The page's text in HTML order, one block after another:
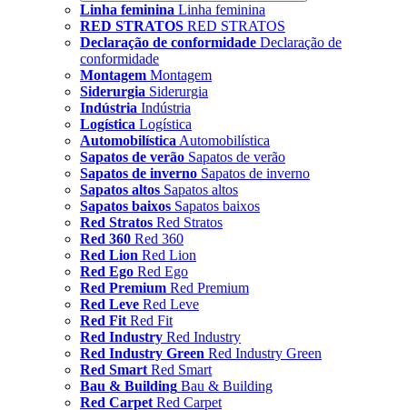
Linha feminina Linha feminina
RED STRATOS RED STRATOS
Declaração de conformidade Declaração de
conformidade
Montagem Montagem
Siderurgia Siderurgia
Indústria Indústria
Logística Logística
Automobilística Automobilística
Sapatos de verão Sapatos de verão
Sapatos de inverno Sapatos de inverno
Sapatos altos Sapatos altos
Sapatos baixos Sapatos baixos
Red Stratos Red Stratos
Red 360 Red 360
Red Lion Red Lion
Red Ego Red Ego
Red Premium Red Premium
Red Leve Red Leve
Red Fit Red Fit
Red Industry Red Industry
Red Industry Green Red Industry Green
Red Smart Red Smart
Bau & Building Bau & Building
Red Carpet Red Carpet